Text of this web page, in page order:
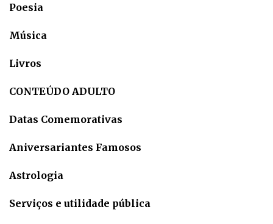
Poesia
Música
Livros
CONTEÚDO ADULTO
Datas Comemorativas
Aniversariantes Famosos
Astrologia
Serviços e utilidade pública